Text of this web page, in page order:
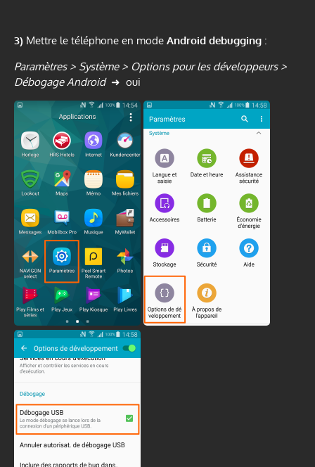
3) Mettre le téléphone en mode Android debugging :
Paramètres > Système > Options pour les développeurs >
Débogage Android ➜ oui